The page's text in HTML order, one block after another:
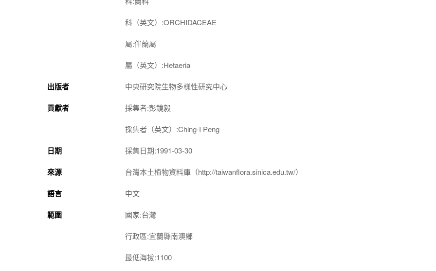
科（英文）:ORCHIDACEAE
屬:伴蘭屬
屬（英文）:Hetaeria
出版者 中央研究院生物多樣性研究中心
貢獻者 採集者:彭鏡毅
採集者（英文）:Ching-I Peng
日期 採集日期:1991-03-30
來源 台灣本土植物資料庫（http://taiwanflora.sinica.edu.tw/）
語言 中文
範圍 國家:台灣
行政區:宜蘭縣南澳鄉
最低海拔:1100